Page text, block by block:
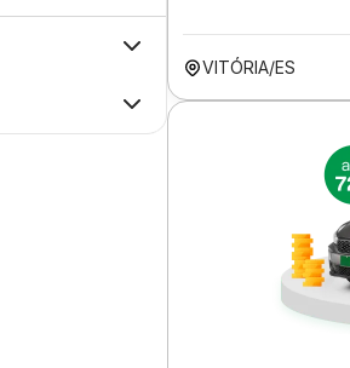
VITÓRIA/ES